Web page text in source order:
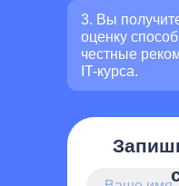
3. Вы
оценку
честные
IT-курса.